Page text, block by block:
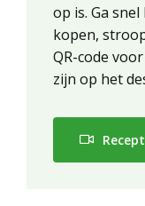
op is. Ga
kopen,
QR-code
zijn op het